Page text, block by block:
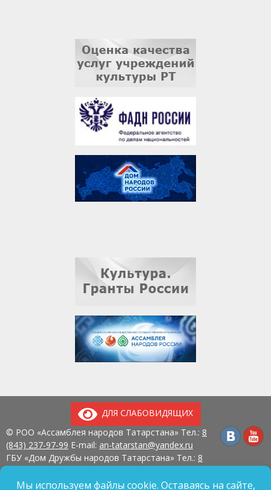
ДЛЯ СЛАБОВИДЯЩИХ
© РОО «Ассамблея народов Татарстана» Тел.: 8
(843) 237-97-99 E-mail: an-tatarstan@yandex.ru
ГБУ «Дом Дружбы народов Татарстана» Тел.: 8
420107, г. Казань, ул. Павлюхина, д. 57
Мы используем файлы cookie. Оставаясь на сайте,